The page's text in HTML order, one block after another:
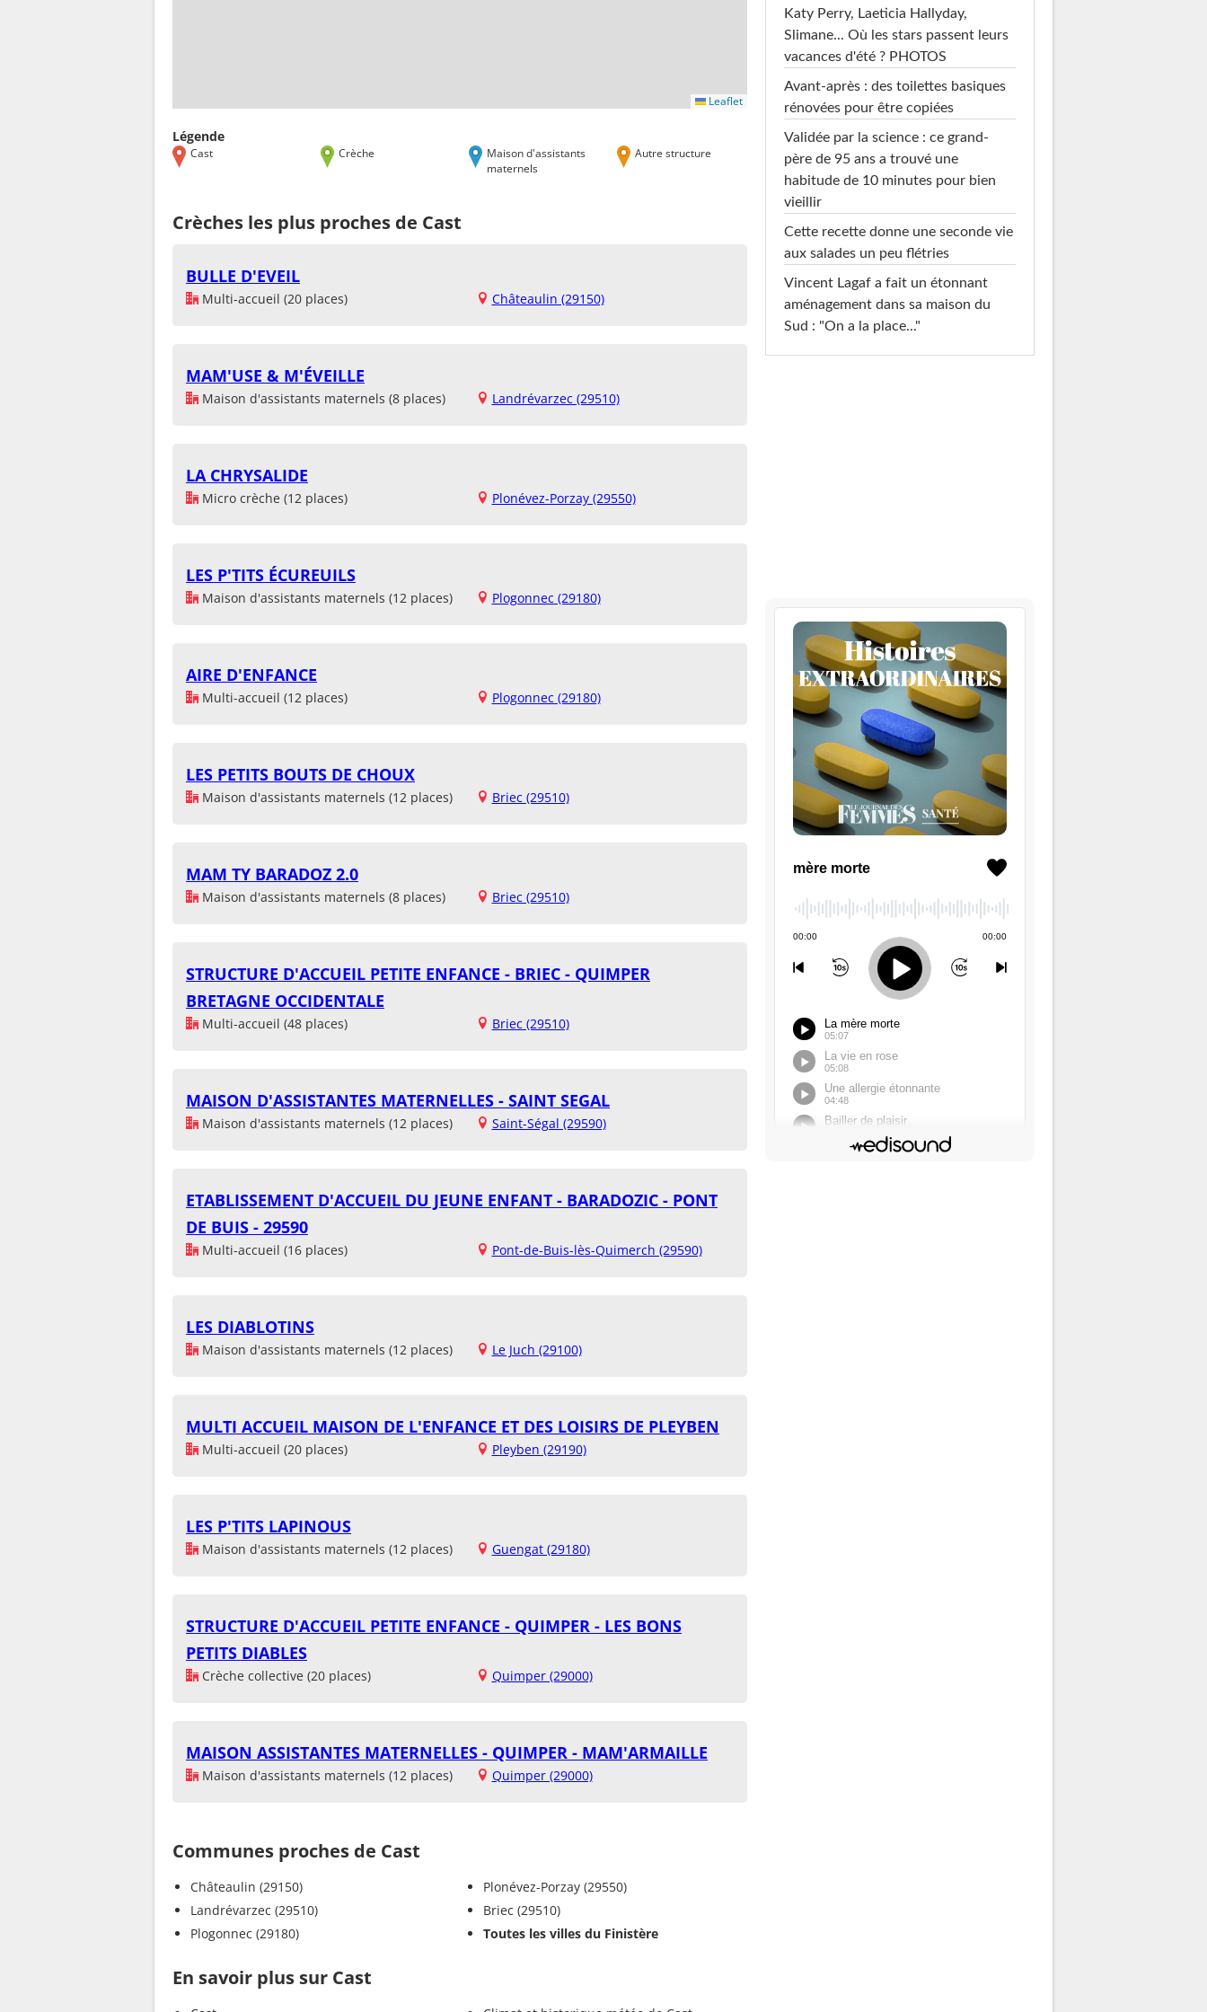
Leaflet
Légende
Cast Crèche
Maison d'assistants
maternels
Autre structure
Crèches les plus proches de Cast
BULLE D'EVEIL
Multi-accueil (20 places) Châteaulin (29150)
MAM'USE & M'ÉVEILLE
Maison d'assistants maternels (8 places) Landrévarzec (29510)
LA CHRYSALIDE
Micro crèche (12 places) Plonévez-Porzay (29550)
LES P'TITS ÉCUREUILS
Maison d'assistants maternels (12 places) Plogonnec (29180)
AIRE D'ENFANCE
Multi-accueil (12 places) Plogonnec (29180)
LES PETITS BOUTS DE CHOUX
Maison d'assistants maternels (12 places) Briec (29510)
MAM TY BARADOZ 2.0
Maison d'assistants maternels (8 places) Briec (29510)
STRUCTURE D'ACCUEIL PETITE ENFANCE - BRIEC - QUIMPER
BRETAGNE OCCIDENTALE
Multi-accueil (48 places) Briec (29510)
MAISON D'ASSISTANTES MATERNELLES - SAINT SEGAL
Maison d'assistants maternels (12 places) Saint-Ségal (29590)
ETABLISSEMENT D'ACCUEIL DU JEUNE ENFANT - BARADOZIC - PONT
DE BUIS - 29590
Multi-accueil (16 places) Pont-de-Buis-lès-Quimerch (29590)
LES DIABLOTINS
Maison d'assistants maternels (12 places) Le Juch (29100)
MULTI ACCUEIL MAISON DE L'ENFANCE ET DES LOISIRS DE PLEYBEN
Multi-accueil (20 places) Pleyben (29190)
LES P'TITS LAPINOUS
Maison d'assistants maternels (12 places) Guengat (29180)
STRUCTURE D'ACCUEIL PETITE ENFANCE - QUIMPER - LES BONS
PETITS DIABLES
Crèche collective (20 places) Quimper (29000)
MAISON ASSISTANTES MATERNELLES - QUIMPER - MAM'ARMAILLE
Maison d'assistants maternels (12 places) Quimper (29000)
Communes proches de Cast
Châteaulin (29150)
Landrévarzec (29510)
Plogonnec (29180)
Plonévez-Porzay (29550)
Briec (29510)
Toutes les villes du Finistère
En savoir plus sur Cast
Katy Perry, Laeticia Hallyday,
Slimane... Où les stars passent leurs
vacances d'été ? PHOTOS
Avant-après : des toilettes basiques
rénovées pour être copiées
Validée par la science : ce grand-
père de 95 ans a trouvé une
habitude de 10 minutes pour bien
vieillir
Cette recette donne une seconde vie
aux salades un peu flétries
Vincent Lagaf a fait un étonnant
aménagement dans sa maison du
Sud : "On a la place..."